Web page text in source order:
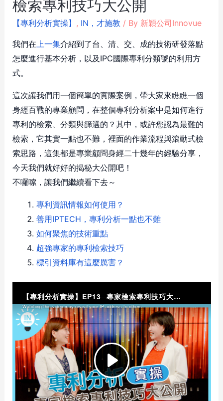
檢索專利技巧大公開
【專利分析實操】 , IN，才施教 / By 新穎公司Innovue
我們在上一集介紹到了台、清、交、成的技術研發落點
怎麼進行基本分析，以及IPC國際專利分類號的利用方
式。
這次讓我們用一個簡單的實際案例，帶大家來瞧瞧一個
身經百戰的專業顧問，在整個專利分析案中是如何進行
專利的檢索、分類與篩選的？其中，或許您認為最難的
檢索，它其實一點也不難，裡面的作業流程與滾動式檢
索思路，這集都是專業顧問身經二十幾年的經驗分享，
今天我們就好好的揭秘大公開吧！
不囉嗦，讓我們繼續看下去～
專利資訊情報如何使用？
善用IPTECH，專利分析一點也不難
如何聚焦的技術重點
超強專家的專利檢索技巧
標引資料庫有這麼厲害？